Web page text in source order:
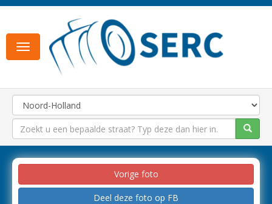
Toggle
navigation
Vorige foto
Deel deze foto op FB